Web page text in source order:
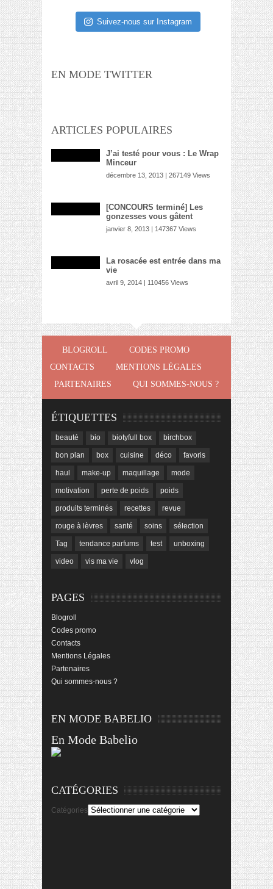
Suivez-nous sur Instagram
EN MODE TWITTER
ARTICLES POPULAIRES
J’ai testé pour vous : Le Wrap
Minceur
décembre 13, 2013 | 267149 Views
[CONCOURS terminé] Les
gonzesses vous gâtent
janvier 8, 2013 | 147367 Views
La rosacée est entrée dans ma
vie
avril 9, 2014 | 110456 Views
BLOGROLL
CODES PROMO
CONTACTS
MENTIONS LÉGALES
PARTENAIRES
QUI SOMMES-NOUS ?
ÉTIQUETTES
beauté bio biotyfull box birchbox
bon plan box cuisine déco favoris
haul make-up maquillage mode
motivation perte de poids poids
produits terminés recettes revue
rouge à lèvres santé soins sélection
Tag tendance parfums test unboxing
video vis ma vie vlog
PAGES
Blogroll
Codes promo
Contacts
Mentions Légales
Partenaires
Qui sommes-nous ?
EN MODE BABELIO
En Mode Babelio
CATÉGORIES
Catégories